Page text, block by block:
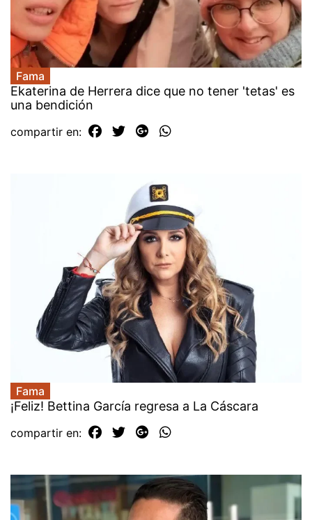
Fama
Ekaterina de Herrera dice que no tener 'tetas' es
una bendición
compartir en:
Fama
¡Feliz! Bettina García regresa a La Cáscara
compartir en: